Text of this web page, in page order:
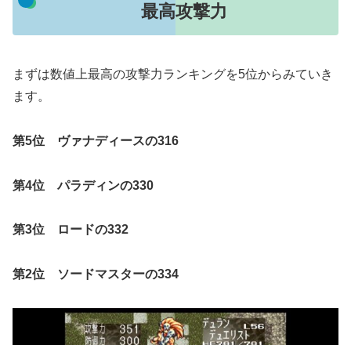
最高攻撃力
まずは数値上最高の攻撃力ランキングを5位からみていき
ます。
第5位 ヴァナディースの316
第4位 パラディンの330
第3位 ロードの332
第2位 ソードマスターの334